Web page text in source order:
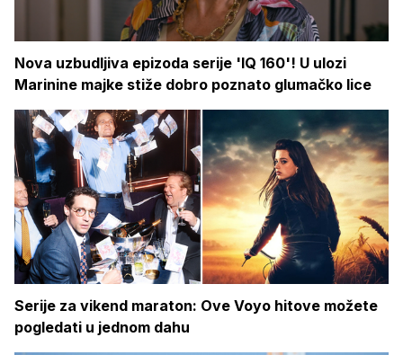
Nova uzbudljiva epizoda serije 'IQ 160'! U ulozi
Marinine majke stiže dobro poznato glumačko lice
Serije za vikend maraton: Ove Voyo hitove možete
pogledati u jednom dahu